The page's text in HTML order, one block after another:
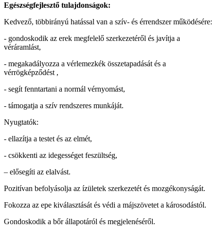
Egészségfejlesztő tulajdonságok:
Kedvező, többirányú hatással van a szív- és érrendszer működésére:
- gondoskodik az erek megfelelő szerkezetéről és javítja a
véráramlást,
- megakadályozza a vérlemezkék összetapadását és a
vérrögképződést ,
- segít fenntartani a normál vérnyomást,
- támogatja a szív rendszeres munkáját.
Nyugtatók:
- ellazítja a testet és az elmét,
- csökkenti az idegességet feszültség,
– elősegíti az elalvást.
Pozitívan befolyásolja az ízületek szerkezetét és mozgékonyságát.
Fokozza az epe kiválasztását és védi a májszövetet a károsodástól.
Gondoskodik a bőr állapotáról és megjelenéséről.